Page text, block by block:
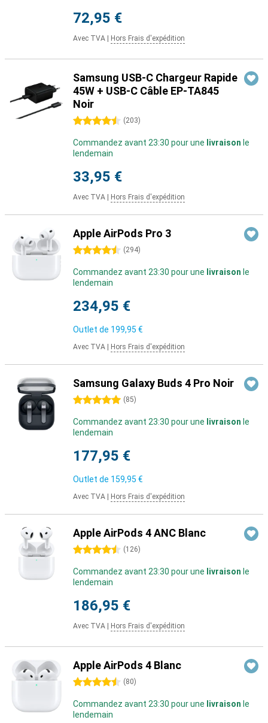
72,95 €
Avec TVA Hors Frais d'expédition
Samsung USB-C Chargeur Rapide
45W + USB-C Câble EP-TA845
Noir
4.5 étoiles (203)
Commandez avant 23:30 pour une livraison le
lendemain
33,95 €
Avec TVA Hors Frais d'expédition
Apple AirPods Pro 3
4.5 étoiles (294)
Commandez avant 23:30 pour une livraison le
lendemain
234,95 €
Outlet de 199,95 €
Avec TVA Hors Frais d'expédition
Samsung Galaxy Buds 4 Pro Noir
5 étoiles (85)
Commandez avant 23:30 pour une livraison le
lendemain
177,95 €
Outlet de 159,95 €
Avec TVA Hors Frais d'expédition
Apple AirPods 4 ANC Blanc
4.5 étoiles (126)
Commandez avant 23:30 pour une livraison le
lendemain
186,95 €
Avec TVA Hors Frais d'expédition
Apple AirPods 4 Blanc
4.5 étoiles (80)
Commandez avant 23:30 pour une livraison le
lendemain